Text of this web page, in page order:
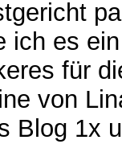
ich es
für
von
Blog 1x